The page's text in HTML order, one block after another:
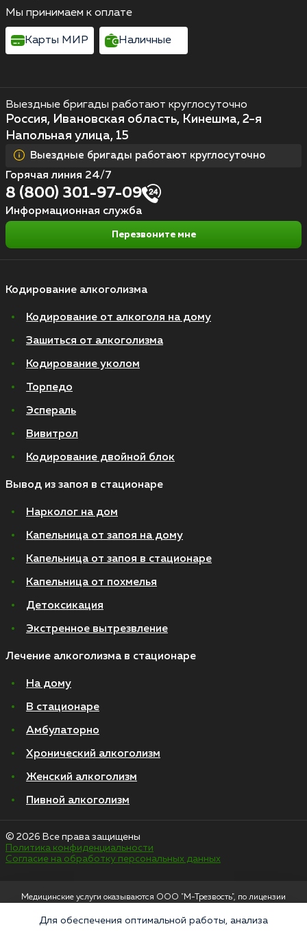
Кодирование алкоголизма
Кодирование от алкоголя на дому
Зашиться от алкоголизма
Кодирование уколом
Торпедо
Эспераль
Вивитрол
Кодирование двойной блок
Вывод из запоя в стационаре
Нарколог на дом
Капельница от запоя на дому
Капельница от запоя в стационаре
Капельница от похмелья
Детоксикация
Экстренное вытрезвление
Лечение алкоголизма в стационаре
На дому
В стационаре
Амбулаторно
Хронический алкоголизм
Женский алкоголизм
Пивной алкоголизм
Выездные бригады работают круглосуточно
Россия, Ивановская область, Кинешма, 2-я
Напольная улица, 15
Выездные бригады работают круглосуточно
Горячая линия 24/7
8 (800) 301-97-09
Информационная служба
Перезвоните мне
Мы принимаем к оплате
Карты МИР Наличные
© 2026 Все права защищены
Политика конфиденциальности
Согласие на обработку персональных данных
Медицинские услуги оказываются ООО "М-Трезвость", по лицензии
Москва, улица 8 Марта, 1с12, подъезд 1
Для обеспечения оптимальной работы, анализа